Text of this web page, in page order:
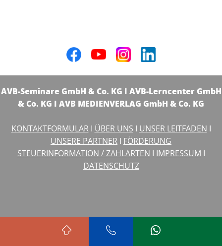
AVB-Seminare GmbH & Co. KG I AVB-Lerncenter GmbH
& Co. KG I AVB MEDIENVERLAG GmbH & Co. KG
KONTAKTFORMULARI ÜBER UNS I UNSER LEITFADEN I
UNSERE PARTNER I FÖRDERUNG
STEUERINFORMATION / ZAHLARTEN I IMPRESSUM I
DATENSCHUTZ